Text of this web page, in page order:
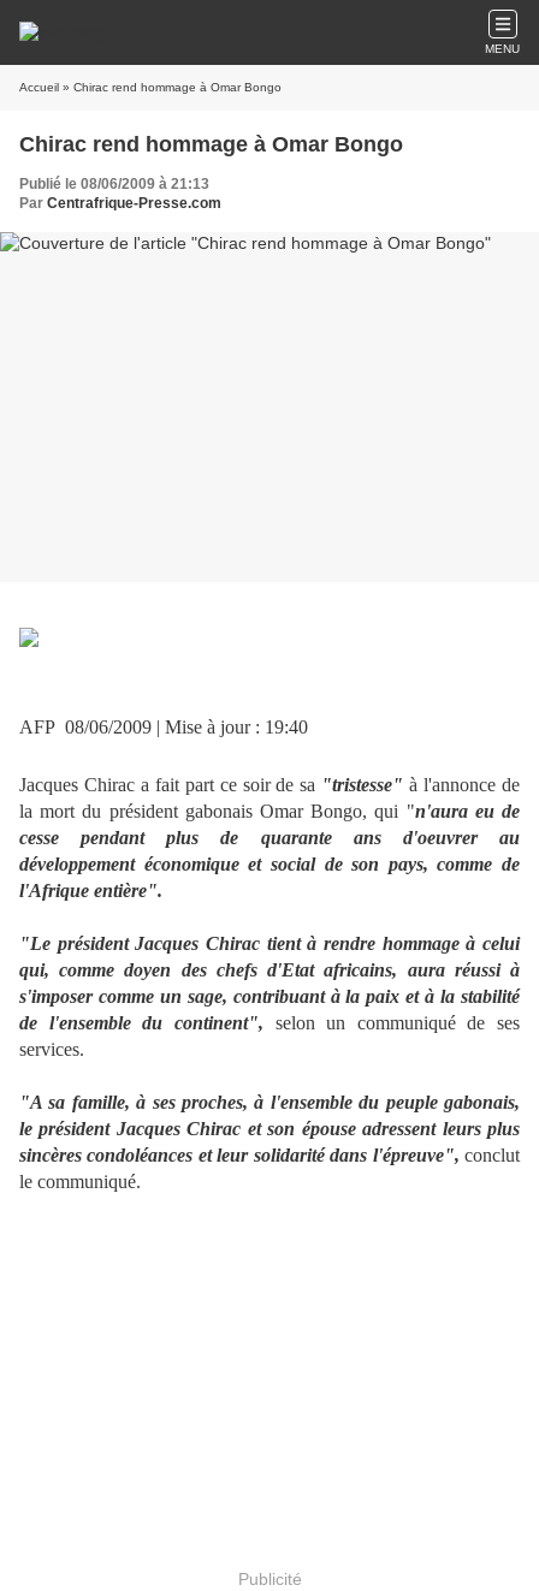
MENU
Accueil » Chirac rend hommage à Omar Bongo
Chirac rend hommage à Omar Bongo
Publié le 08/06/2009 à 21:13
Par Centrafrique-Presse.com
AFP 08/06/2009 | Mise à jour : 19:40
Jacques Chirac a fait part ce soir de sa "tristesse" à l'annonce de
la mort du président gabonais Omar Bongo, qui "n'aura eu de
cesse pendant plus de quarante ans d'oeuvrer au
développement économique et social de son pays, comme de
l'Afrique entière".
"Le président Jacques Chirac tient à rendre hommage à celui
qui, comme doyen des chefs d'Etat africains, aura réussi à
s'imposer comme un sage, contribuant à la paix et à la stabilité
de l'ensemble du continent", selon un communiqué de ses
services.
"A sa famille, à ses proches, à l'ensemble du peuple gabonais,
le président Jacques Chirac et son épouse adressent leurs plus
sincères condoléances et leur solidarité dans l'épreuve", conclut
le communiqué.
Publicité